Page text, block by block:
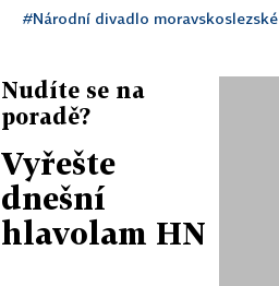
#Národní divadlo moravskoslezské
Nudíte se na
poradě?
Vyřešte
dnešní
hlavolam HN